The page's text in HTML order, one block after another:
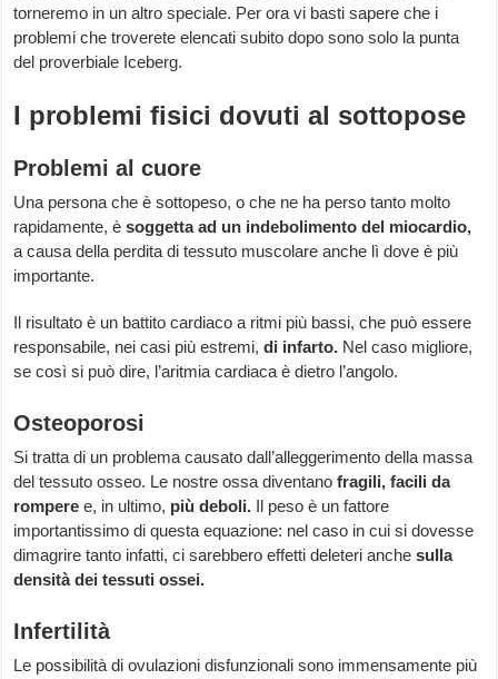
torneremo in un altro speciale. Per ora vi basti sapere che i
problemi che troverete elencati subito dopo sono solo la punta
del proverbiale Iceberg.
I problemi fisici dovuti al sottopose
Problemi al cuore
Una persona che è sottopeso, o che ne ha perso tanto molto
rapidamente, èsoggetta ad un indebolimento del miocardio,
a causa della perdita di tessuto muscolare anche lì dove è più
importante.
Il risultato è un battito cardiaco a ritmi più bassi, che può essere
responsabile, nei casi più estremi,di infarto. Nel caso migliore,
se così si può dire, l’aritmia cardiaca è dietro l’angolo.
Osteoporosi
Si tratta di un problema causato dall’alleggerimento della massa
del tessuto osseo. Le nostre ossa diventanofragili, facili da
romperee, in ultimo, più deboli. Il peso è un fattore
importantissimo di questa equazione: nel caso in cui si dovesse
dimagrire tanto infatti, ci sarebbero effetti deleteri anchesulla
densità dei tessuti ossei.
Infertilità
Le possibilità di ovulazioni disfunzionali sono immensamente più